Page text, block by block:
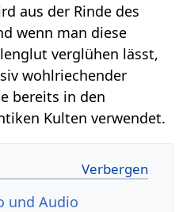
aus der Rinde des
wenn man diese
verglühen lässt,
wohlriechender
bereits in den
Kulten verwendet.
- Video und Audio